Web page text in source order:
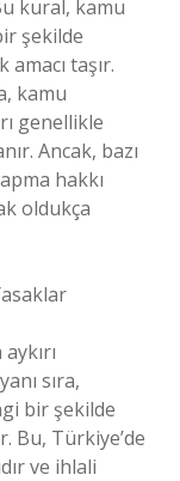
kural, kamu
şekilde
taşır.
kamu
genellikle
Ancak, bazı
hakkı
oldukça
sıra,
bir şekilde
Bu, Türkiye’de
ve ihlali